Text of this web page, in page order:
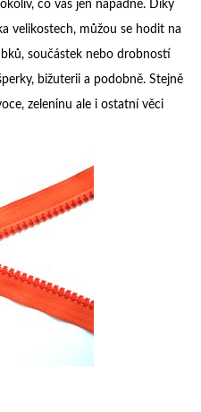
co vás jen napadne. Díky
velikostech, můžou se hodit na
součástek nebo drobností
bižuterii a podobně. Stejně
zeleninu ale i ostatní věci